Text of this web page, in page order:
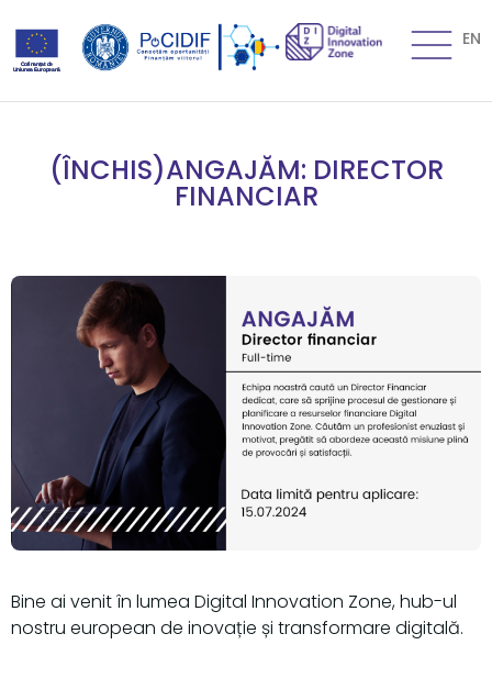
EN
(ÎNCHIS)ANGAJĂM: DIRECTOR
FINANCIAR
Bine ai venit în lumea Digital Innovation Zone, hub-ul
nostru european de inovație și transformare digitală.